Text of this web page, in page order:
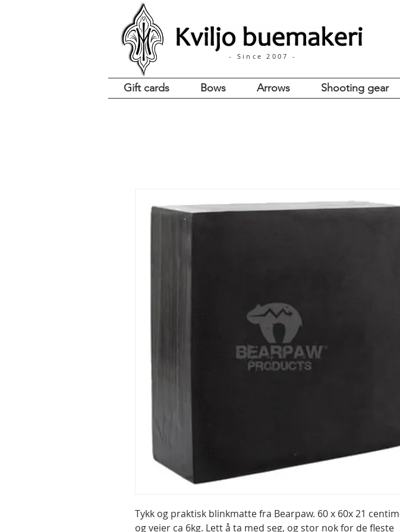
- Since 2007 -
Gift cards Bows Arrows Shooting gear
Tykk og praktisk blinkmatte fra Bearpaw. 60 x 60x 21
og veier ca 6kg. Lett å ta med seg, og stor nok for de fleste